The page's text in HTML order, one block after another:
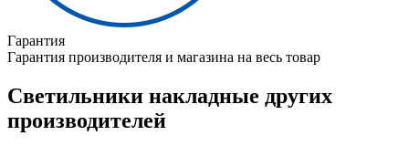
Гарантия
Гарантия производителя и магазина на весь товар
Светильники накладные других
производителей